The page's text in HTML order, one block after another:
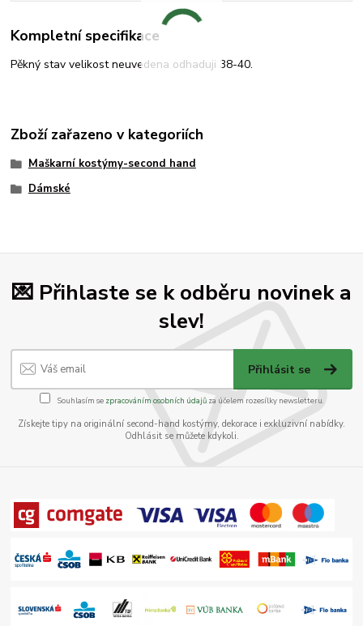
Kompletní specifikace
Pěkný stav velikost neuvedena odhaduji 38-40.
Zboží zařazeno v kategoriích
Maškarní kostýmy-second hand
Dámské
💌 Přihlaste se k odběru novinek a
slev!
Přihlásit se
Souhlasím se zpracováním osobních údajůza účelem rozesílky newsletteru.
Získejte tipy na originální second-hand kostýmy, dekorace i exkluzivní nabídky.
Odhlásit se můžete kdykoli.